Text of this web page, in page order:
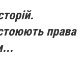
права